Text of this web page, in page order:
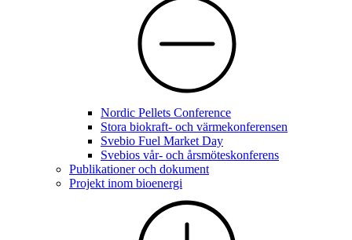
Nordic Pellets Conference
Stora biokraft- och värmekonferensen
Svebio Fuel Market Day
Svebios vår- och årsmöteskonferens
Publikationer och dokument
Projekt inom bioenergi